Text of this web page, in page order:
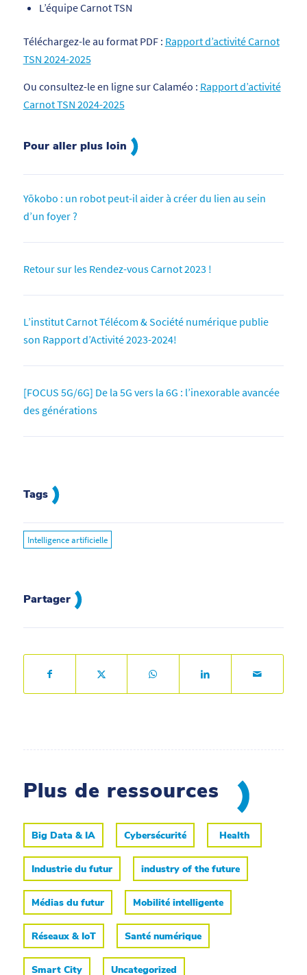
L’équipe Carnot TSN
Téléchargez-le au format PDF : Rapport d’activité Carnot
TSN 2024-2025
Ou consultez-le en ligne sur Calaméo : Rapport d’activité
Carnot TSN 2024-2025
Pour aller plus loin
Yōkobo : un robot peut-il aider à créer du lien au sein
d’un foyer ?
Retour sur les Rendez-vous Carnot 2023 !
L’institut Carnot Télécom & Société numérique publie
son Rapport d’Activité 2023-2024!
[FOCUS 5G/6G] De la 5G vers la 6G : l’inexorable avancée
des générations
Tags
Intelligence artificielle
Partager
Plus de ressources
Big Data & IA Cybersécurité Health
Industrie du futur industry of the future
Médias du futur Mobilité intelligente
Réseaux & IoT Santé numérique
Smart City Uncategorized